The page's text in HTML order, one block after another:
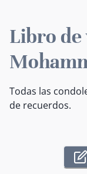
Libro de
Todas las
de recuerdos.